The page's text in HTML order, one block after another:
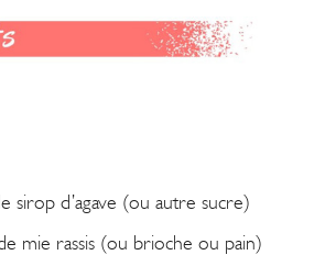
sirop d’agave (ou autre sucre)
mie rassis (ou brioche ou pain)